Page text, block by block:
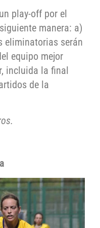
play-off por el
manera: a)
eliminatorias serán
equipo mejor
incluida la final
de la